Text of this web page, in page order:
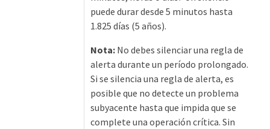
puede durar desde 5 minutos hasta
1.825 días (5 años).
Nota:No debes silenciar una regla de
alerta durante un período prolongado.
Si se silencia una regla de alerta, es
posible que no detecte un problema
subyacente hasta que impida que se
complete una operación crítica. Sin